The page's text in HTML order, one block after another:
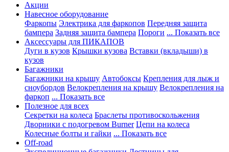
Акции
Навесное оборудование
Фаркопы Электрика для фаркопов Передняя защита
бампера Задняя защита бампера Пороги ... Показать все
Аксессуары для ПИКАПОВ
Дуги в кузов Крышки кузова Вставки (вкладыши) в
кузов
Багажники
Багажники на крышу Автобоксы Крепления для лыж и
сноубордов Велокрепления на крышу Велокрепления на
фаркоп ... Показать все
Полезное для всех
Секретки на колеса Браслеты противоскольжения
Дворники с подогревом Burner Цепи на колеса
Колесные болты и гайки ... Показать все
Off-road